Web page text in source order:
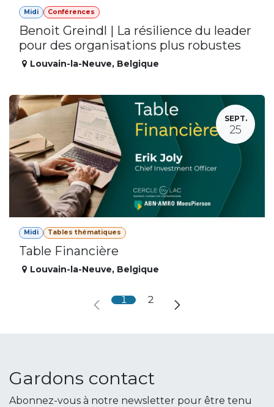
Midi Conférences
Benoit Greindl | La résilience du leader
pour des organisations plus robustes
Louvain-la-Neuve, Belgique
SEPT.
25
Midi Tables thématiques
Table Financière
Louvain-la-Neuve, Belgique
1 2
Gardons contact
Abonnez-vous à notre newsletter pour être tenu